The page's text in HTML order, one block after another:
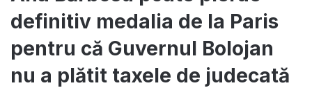
definitiv medalia de la Paris
pentru că Guvernul Bolojan
nu a plătit taxele de judecată